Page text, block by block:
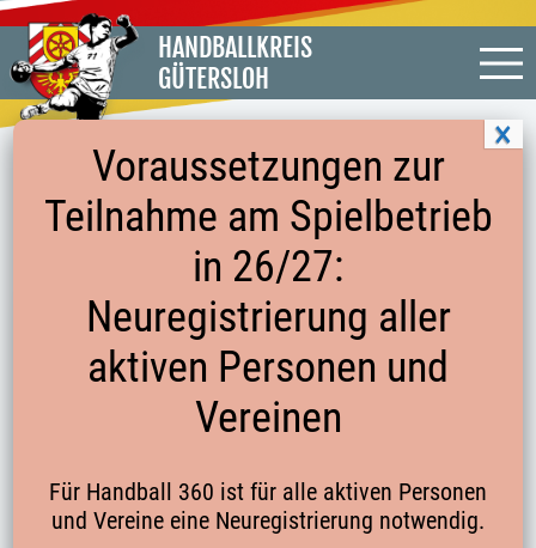
HANDBALLKREIS
GÜTERSLOH
SPIELFEST 45
AUF EINEN BLICK
LISTE DER SPIELFESTE
SPIELFESTE IM JANUAR
(K04_MINI45)
Voraussetzungen zur
Teilnahme am Spielbetrieb
in 26/27:
Neuregistrierung aller
aktiven Personen und
Vereinen
Für Handball 360 ist für alle aktiven Personen
und Vereine eine Neuregistrierung notwendig.